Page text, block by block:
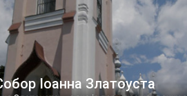
Іоанна Златоуста